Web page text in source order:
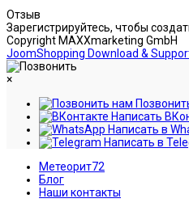
Отзыв
Зарегистрируйтесь, чтобы
Copyright MAXXmarketing GmbH
JoomShopping Download &
×
Написать
Написать в
Написать в
Метеорит72
Блог
Наши контакты